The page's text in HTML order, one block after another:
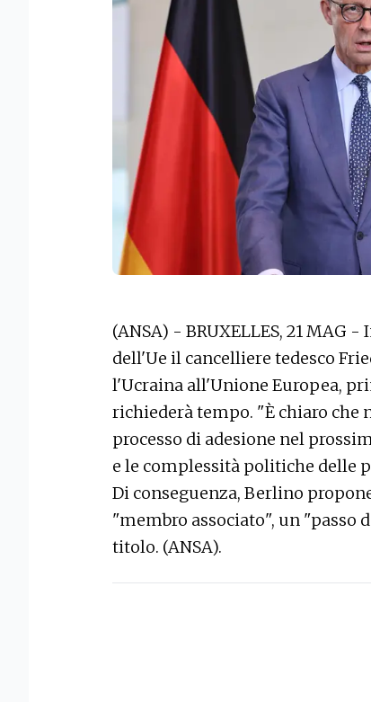
(ANSA) - BRUXELLES, 21 MAG
dell'Ue il cancelliere tedesco
l'Ucraina all'Unione Europea,
richiederà tempo. "È chiaro che
processo di adesione nel
e le complessità politiche delle
Di conseguenza, Berlino
"membro associato", un "passo
titolo. (ANSA).